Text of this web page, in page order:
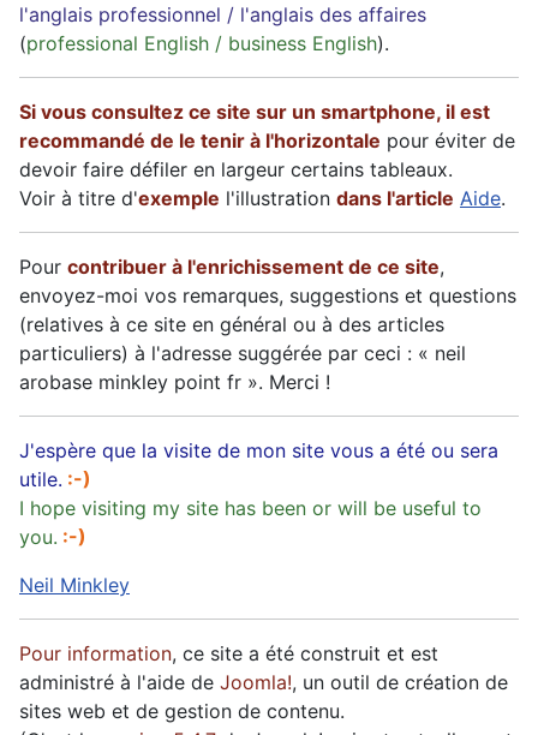
l'anglais professionnel / l'anglais des affaires
(professional English / business English).
Si vous consultez ce site sur un smartphone, il est
recommandé de le tenir à l'horizontale pour éviter de
devoir faire défiler en largeur certains tableaux.
Voir à titre d'exemple l'illustration dans l'article Aide.
Pour contribuer à l'enrichissement de ce site,
envoyez-moi vos remarques, suggestions et questions
(relatives à ce site en général ou à des articles
particuliers) à l'adresse suggérée par ceci : « neil
arobase minkley point fr ». Merci !
J'espère que la visite de mon site vous a été ou sera
utile. :-)
I hope visiting my site has been or will be useful to
you. :-)
Neil Minkley
Pour information, ce site a été construit et est
administré à l'aide de Joomla!, un outil de création de
sites web et de gestion de contenu.